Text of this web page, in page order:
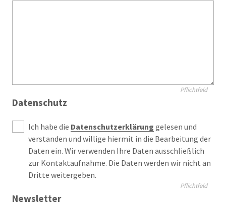
Pflichtfeld
Datenschutz
Ich habe die Datenschutzerklärung gelesen und
verstanden und willige hiermit in die Bearbeitung der
Daten ein. Wir verwenden Ihre Daten ausschließlich
zur Kontaktaufnahme. Die Daten werden wir nicht an
Dritte weitergeben.
Pflichtfeld
Newsletter